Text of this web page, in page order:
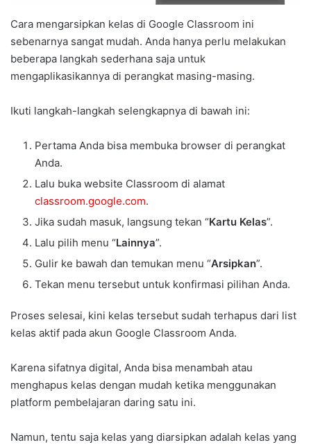
Cara mengarsipkan kelas di Google Classroom ini
sebenarnya sangat mudah. Anda hanya perlu melakukan
beberapa langkah sederhana saja untuk
mengaplikasikannya di perangkat masing-masing.
Ikuti langkah-langkah selengkapnya di bawah ini:
Pertama Anda bisa membuka browser di perangkat
Anda.
Lalu buka website Classroom di alamat
classroom.google.com.
Jika sudah masuk, langsung tekan “Kartu Kelas”.
Lalu pilih menu “Lainnya”.
Gulir ke bawah dan temukan menu “Arsipkan”.
Tekan menu tersebut untuk konfirmasi pilihan Anda.
Proses selesai, kini kelas tersebut sudah terhapus dari list
kelas aktif pada akun Google Classroom Anda.
Karena sifatnya digital, Anda bisa menambah atau
menghapus kelas dengan mudah ketika menggunakan
platform pembelajaran daring satu ini.
Namun, tentu saja kelas yang diarsipkan adalah kelas yang